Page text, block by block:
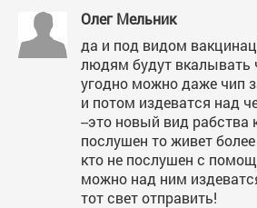
Олег Мельник
да и под видом
людям будут вкалывать
угодно можно даже чип
и потом издеватся над
--это новый вид рабства
послушен то живет
кто не послушен с
можно над ним
тот свет отправить!